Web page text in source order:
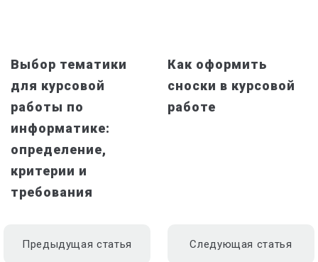
Выбор тематики
для курсовой
работы по
информатике:
определение,
критерии и
требования
Предыдущая статья
Как оформить
сноски в курсовой
работе
Следующая статья